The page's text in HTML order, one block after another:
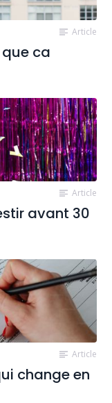
Article
que ca
Article
avant 30
Article
change en